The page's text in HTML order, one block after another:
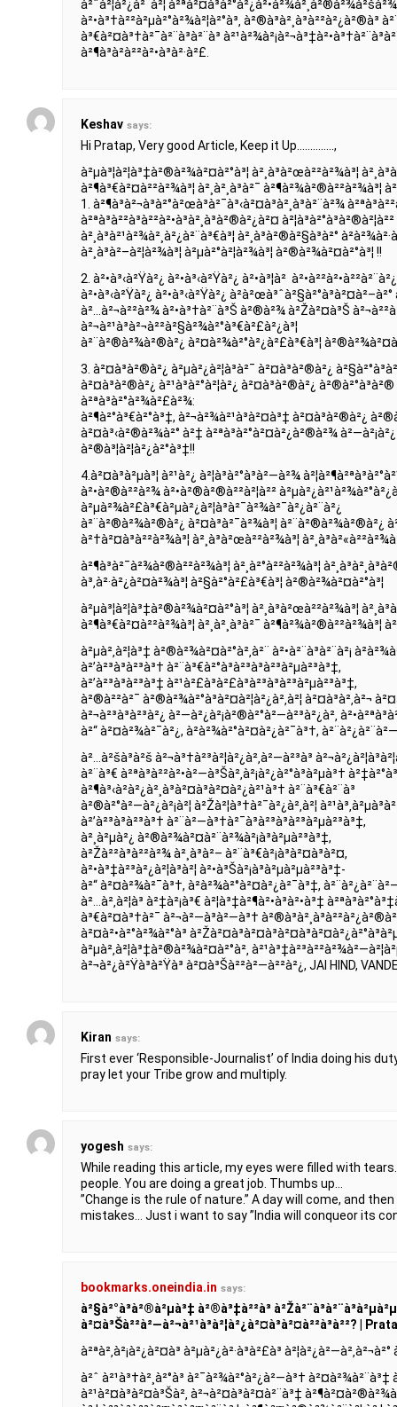
à²ˆà²¦à²¿à²¨à²¦
à²•à³†à²²à²µà²°à²¾à²¦à²°à³‚ à²®à³à²¸à³à²²à²¿à²®à³
à³€à²¤à³†à²¯à²¨à³à²¨à³
à²¶à³à²­à²²à²•à³à²·à²£.
Keshav says:
Hi Pratap, Very good Article, Keep it Up…………..,
à²µà³¦à²¦à³‡à²®à²¾à²¤à²°à³¦ à²¸à³à²œà²²à²¾à³¦
à²¶à³€à²¤à²²à²¾à³¦ à²¸à²¸à³à²¯ à²¶à²¾à²®à²²à²¾à³¦
1. à²¶à³à²¬à³à²°à²œà³à²¯à³‹à²¤à³à²¸à³à²¨à²¾
à²ªà³à²²à³à²²à²•à³à²¸à³à²®à²¿à²¤
à²¸à³à²¹à²¾à²¸à²¿à²¨à³€à³¦ à²¸à³à²®à²§à³à²°
à²¸à³à²–à²¦à²¾à³¦ à²µà²°à²¦à²¾à³¦ à²®à²¾à²¤à²°à³¦ !!
2. à²•à³‹à²Ÿà²¿ à²•à³‹à²Ÿà²¿ à²•à³¦à²
à²•à³‹à²Ÿà²¿ à²•à³‹à²Ÿà²¿
à²…à²¬à²²à²¾ à²•à³†à²¨à³Š à²®à²¾ à²Žà²¤à³Š
à²¬à²¹à³à²¬à²²à²§à²¾à²°à³€à²£à²¿à³¦
à²¨à²®à²¾à²®à²¿ à²¤à²¾à²°à²¿à²£à³€à³¦
3. à²¤à³à²®à²¿ à²µà²¿à²¦à³à²¯ à²¤à³à²®à²¿
à²¤à³à²®à²¿ à²¹à³à²°à²¦à²¿ à²¤à³à²®à²¿ à²®à²°à³à²®
à²ªà³à²°à²¾à²£à²¾:
à²¶à²°à³€à²°à³‡, à²¬à²¾à²¹à³à²¤à³‡ à²¤à³à²®à²¿
à²¤à³‹à²®à²¾à²° à²‡ à²ªà³à²°à²¤à²¿à²®à²¾ à²—à²¡à²¿
à²®à³¦à²¦à²¿à²°à³‡!!
4.à²¤à³à²µà³¦ à²¹à²¿ à²¦à³à²°à³à²—à²¾
à²•à²®à²²à²¾ à²•à²®à²®à²²à²¦à²²
à²µà²¾à²£à³€à²µà²¿à²¦à³à²¯à²¾à²¯à²¿à²¨à²¿
à²¨à²®à²¾à²®à²¿ à²¤à³à²¯à²¾à³¦ à²¨à²®à²¾à²®à²¿
à²†à²¤à³à²²à²¾à³¦ à²¸à³à²œà²²à²¾à³¦
à²¶à³à²¯à²¾à²®à²²à²¾à³¦ à²¸à²°à²²à²¾à³¦
à³‚à²·à²¿à²¤à²¾à³¦ à²§à²°à²£à³€à³¦ à²®à²¾à²¤à²°à³¦
à²µà³¦à²¦à³‡à²®à²¾à²¤à²°à³¦ à²¸à³à²œà²²à²¾à³¦
à²¶à³€à²¤à²²à²¾à³¦ à²¸à²¸à³à²¯ à²¶à²¾à²®à²²à²¾à³¦
à²µà²‚à²¦à³‡ à²®à²¾à²¤à²°à²‚à²¨ à²•à²¨à³à²¨à²¡
à²’à²³à³à²³à³† à²¨à³€à²°à³à²³à³à²³à²µà²³à³‡,
à²’à²³à³à²³à³‡ à²¹à²£à³à²£à³à²³à³à²³à²µà²³à³‡,
à²®à²²à²¯ à²®à²¾à²°à³à²¤à²¦à²¿à²‚à²¦ à²¤à³à²‚à²¬
à²¬à²³à³à²³à²¿ à²—à²¿à²¡à²®à²°à²—à²³à²¿à²‚
à²“ à²¤à²¾à²¯à²¿, à²­à²¾à²°à²¤à²¿à²¯à³†,
à²…à²šà³à²š à²¬à³†à²³à²¦à²¿à²‚à²—à²³à³
à²¨à³€ à²ªà³à²²à²•à²—à³Šà²‚à²¡à²¿à²°à³à²µà³†
à²¶à³‹à²­à²¿à²¸à³à²¤à³à²¤à²¿à²¹à³† à²¨à³€à²¨à³
à²®à²°à²—à²¿à²¡à²¦ à²Žà²¦à³†à²¯à²¿à²‚à²¦
à²’à²³à³à²³à³† à²¨à²—à³†à²¯à³à²³à³à²³à²µà²³à³‡,
à²¸à²µà²¿ à²®à²¾à²¤à²¨à²¾à²¡à³à²µà²³à³‡,
à²Žà²²à³à²²à²¾ à²¸à³à²– à²¨à³€à²¡à³à²¤à³à²¤,
à²•à³‡à²³à²¿à²¦à³à²¦ à²•à³Šà²¡à³à²µà²µà²³à³‡-
à²“ à²¤à²¾à²¯à³†, à²­à²¾à²°à²¤à²¿à²¯à³‡,
à²…à²‚à²¦à³ à²‡à²¡à³€ à²¦à³‡à²¶à²•à³à²•à³‡
à³€à²¤à³†à²¯ à²¬à²—à³à²—à³†
à²¤à²•à²°à²¾à²°à³
à²µà²‚à²¦à³‡à²®à²¾à²¤à²°à²‚
à²¬à²¿à²Ÿà³à²Ÿà³ à²¤à³Šà²²à²—à²²à²¿, JAI HIND,
Kiran says:
First ever ‘Responsible-Journalist’ of India doing his
pray let your Tribe grow and multiply.
yogesh says:
While reading this article, my eyes were filled with
people. You are doing a great job. Thumbs up…
”Change is the rule of nature.” A day will come, and
mistakes… Just i want to say ”India will conqueor its
bookmarks.oneindia.in says:
à²§à²°à³à²®à²µà³‡ à²®à³‡à²²à³
à²¤à³Šà²²à²—à²¬à²¹à³à²¦à²¿à²¤à³à²¤à²²à³à²²? |
à²ªà²‚à²¡à²¿à²¤à³ à²µà²¿à²·à³à²£à³ à²¦à²¿à²—à²‚à²¬à²°
à²ˆ à²¹à³†à²¸à²°à³ à²¯à²¾à²°à²¿à²—à³† à²¤à²¾à²¨à³‡
à²¹à²¤à³à²¤à³Šà²‚ à²¬à²¤à³à²¤à²¨à³‡